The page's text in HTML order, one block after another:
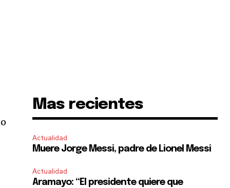
Mas recientes
Actualidad
Muere Jorge Messi, padre de Lionel Messi
Actualidad
Aramayo: “El presidente quiere que